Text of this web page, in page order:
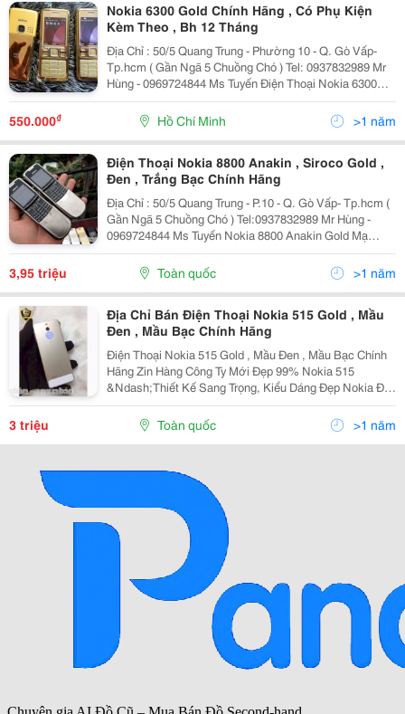
Nokia 6300 Gold Chính Hãng , Có Phụ Kiện
Kèm Theo , Bh 12 Tháng
Địa Chỉ : 50/5 Quang Trung - Phường 10 - Q. Gò Vấp-
Tp.hcm ( Gần Ngã 5 Chuồng Chó ) Tel: 0937832989 Mr
Hùng - 0969724844 Ms Tuyến Điện Thoại Nokia 6300
Chính Hãng Giá Chỉ 630K Bảo Hành 12 Tháng Uy Tín
Trên Toàn Quốc.
550.000₫ Hồ Chí Minh >1 năm
Điện Thoại Nokia 8800 Anakin , Siroco Gold ,
Đen , Trắng Bạc Chính Hãng
Địa Chỉ : 50/5 Quang Trung - P.10 - Q. Gò Vấp- Tp.hcm (
Gần Ngã 5 Chuồng Chó ) Tel:0937832989 Mr Hùng -
0969724844 Ms Tuyến Nokia 8800 Anakin Gold Mạ
Vàng 24K Siêu Thiết Kế Và Được Đánh Giá Là Một
Trong Những Chiếc Điện Thoại San
3,95 triệu Toàn quốc >1 năm
Địa Chỉ Bán Điện Thoại Nokia 515 Gold , Mầu
Đen , Mầu Bạc Chính Hãng
Điện Thoại Nokia 515 Gold , Mầu Đen , Mầu Bạc Chính
Hãng Zin Hàng Công Ty Mới Đẹp 99% Nokia 515
&Ndash;Thiết Kế Sang Trọng, Kiểu Dáng Đẹp Nokia Đã
Quá Nổi Tiếng Trong Dòng Điện Thoại Tầm Trung Nhất
Là Tại Việt Nam, Hầu Hết Các Sản Phẩm Giá Rẻ Đều
3 triệu Toàn quốc >1 năm